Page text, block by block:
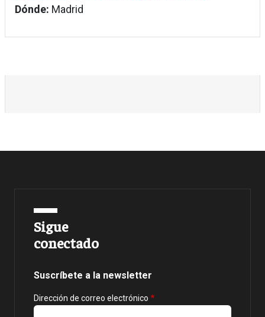
Dónde: Madrid
Sigue
conectado
Suscríbete a la newsletter
Dirección de correo electrónico